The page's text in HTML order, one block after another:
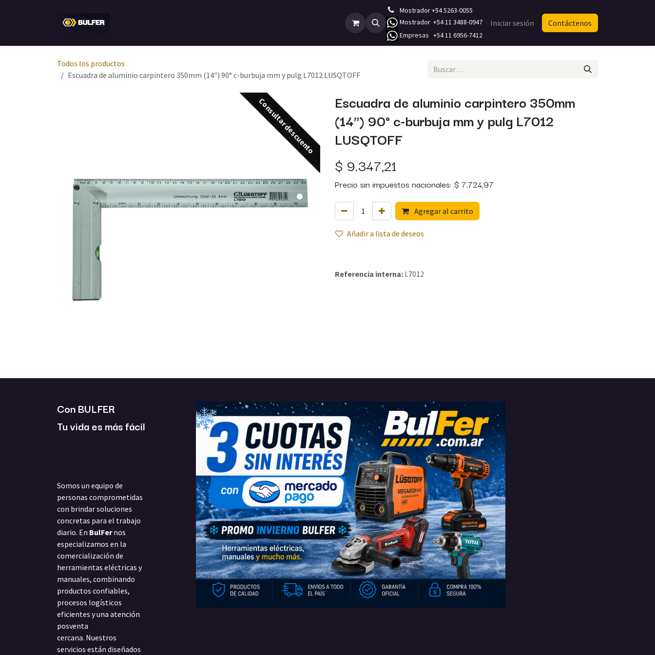
Mostrador +54 5263-0055
Mostrador +54 11 3488-0947​
Empresas +54 11 6956-7412
Iniciar sesión Contáctenos
Todos los productos
Escuadra de aluminio carpintero 350mm (14") 90° c-burbuja mm y pulg L7012 LUSQTOFF
Consultar descuento
Escuadra de aluminio carpintero 350mm
(14") 90° c-burbuja mm y pulg L7012
LUSQTOFF
$ 9.347,21
Precio sin impuestos nacionales: $ 7.724,97
Agregar al carrito
Añadir a lista de deseos
Referencia interna: L7012
Con BULFER
Tu vida es más fácil
Somos un equipo de
personas comprometidas
con brindar soluciones
concretas para el trabajo
diario. En BulFernos
especializamos en la
comercialización de
herramientas eléctricas y
manuales, combinando
productos confiables,
procesos logísticos
eficientes y una atención
posventa
cercana. Nuestros
servicios están diseñados